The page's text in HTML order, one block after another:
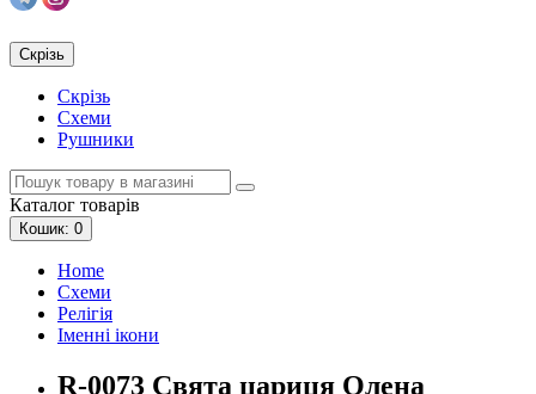
Скрізь
Скрізь
Схеми
Рушники
Каталог товарів
Кошик: 0
Home
Схеми
Релігія
Іменні ікони
R-0073 Свята цариця Олена